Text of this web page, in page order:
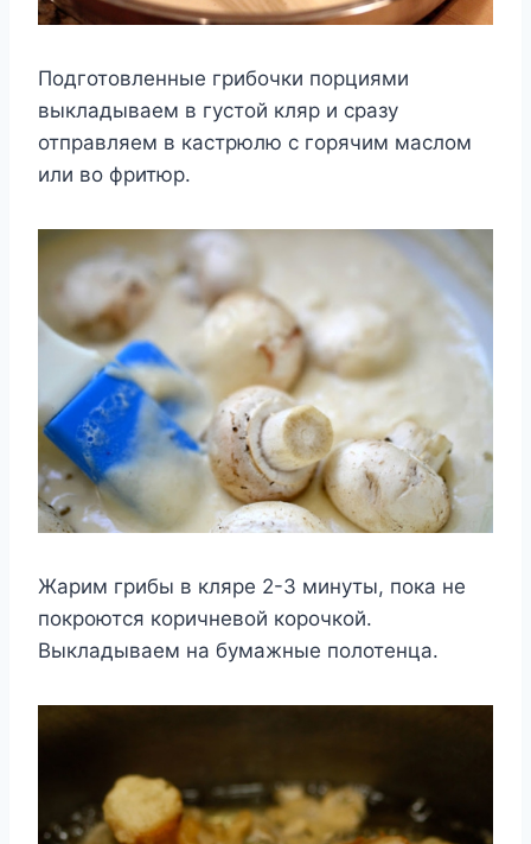
Подготовленные грибочки порциями
выкладываем в густой кляр и сразу
отправляем в кастрюлю с горячим маслом
или во фритюр.
Жарим грибы в кляре 2-3 минуты, пока не
покроются коричневой корочкой.
Выкладываем на бумажные полотенца.